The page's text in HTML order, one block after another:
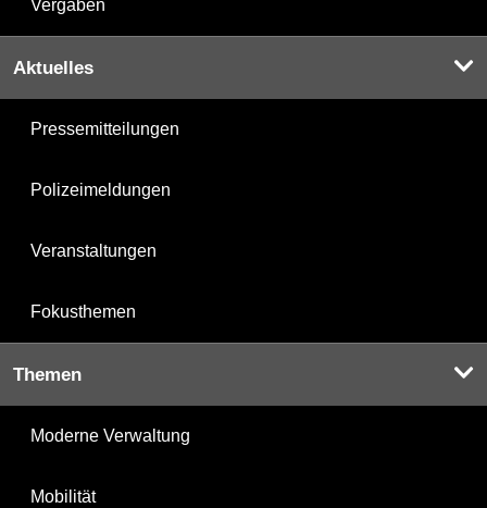
Vergaben
Aktuelles
Pressemitteilungen
Polizeimeldungen
Veranstaltungen
Fokusthemen
Themen
Moderne Verwaltung
Mobilität